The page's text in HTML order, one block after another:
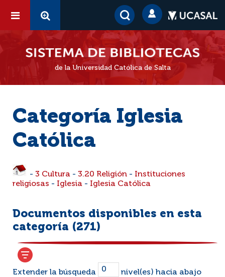
de la Universidad Católica de Salta
Categoría Iglesia
Católica
- 3 Cultura - 3.20 Religión - Instituciones
religiosas - Iglesia - Iglesia Católica
Documentos disponibles en esta
categoría (271)
Extender la búsqueda nivel(es) hacia abajo